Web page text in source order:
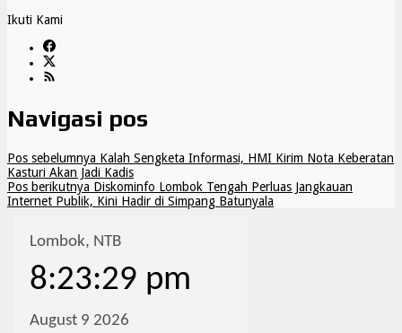
Ikuti Kami
Navigasi pos
Pos sebelumnya Kalah Sengketa Informasi, HMI Kirim Nota Keberatan
Kasturi Akan Jadi Kadis
Pos berikutnya Diskominfo Lombok Tengah Perluas Jangkauan
Internet Publik, Kini Hadir di Simpang Batunyala